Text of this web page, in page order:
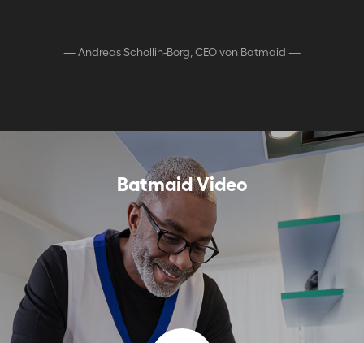
—Andreas Schollin-Borg, CEO von Batmaid —
Batmaid Video